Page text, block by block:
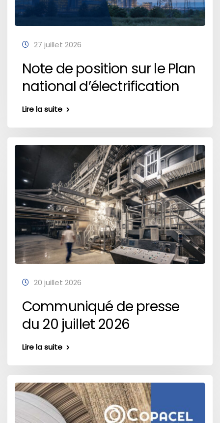
27 juillet 2026
Note de position sur le Plan
national d’électrification
Lire la suite
20 juillet 2026
Communiqué de presse
du 20 juillet 2026
Lire la suite